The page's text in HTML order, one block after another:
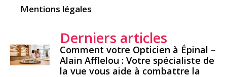
Mentions légales
Derniers articles
Comment votre Opticien à Épinal –
Alain Afflelou : Votre spécialiste de
la vue vous aide à combattre la